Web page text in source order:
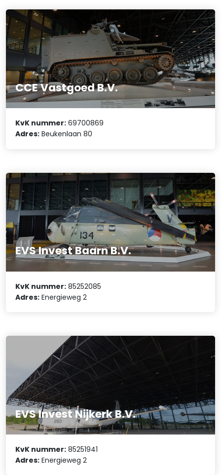
CCE Vastgoed B.V.
KvK nummer: 69700869
Adres: Beukenlaan 80
EVS Invest Baarn B.V.
KvK nummer: 85252085
Adres: Energieweg 2
EVS Invest Nijkerk B.V.
KvK nummer: 85251941
Adres: Energieweg 2